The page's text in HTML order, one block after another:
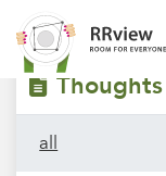
Filters tags
Thoughts
all